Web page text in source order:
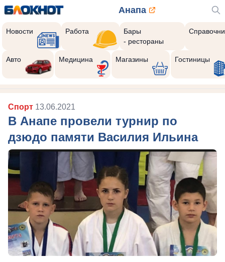
Анапа
Новости Работа
Бары
- рестораны
Авто Медицина Магазины Гостиницы
Спорт 13.06.2021
В Анапе провели турнир по
дзюдо памяти Василия Ильина